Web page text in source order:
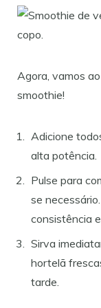
Agora, vamos
smoothie!
Adicione
alta potência.
Pulse para
se
consistência
Sirva
hortelã
tarde.